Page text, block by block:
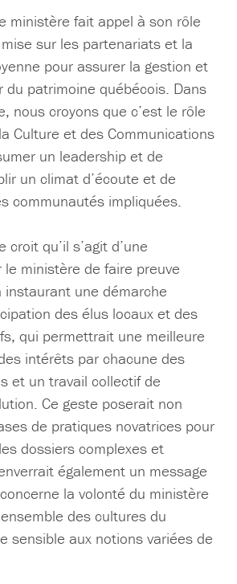
ministère fait appel à son rôle
sur les partenariats et la
pour assurer la gestion et
du patrimoine québécois. Dans
nous croyons que c’est le rôle
Culture et des Communications
un leadership et de
un climat d’écoute et de
communautés impliquées.
qu’il s’agit d’une
ministère de faire preuve
instaurant une démarche
des élus locaux et des
qui permettrait une meilleure
intérêts par chacune des
et un travail collectif de
Ce geste poserait non
de pratiques novatrices pour
dossiers complexes et
également un message
la volonté du ministère
des cultures du
sensible aux notions variées de